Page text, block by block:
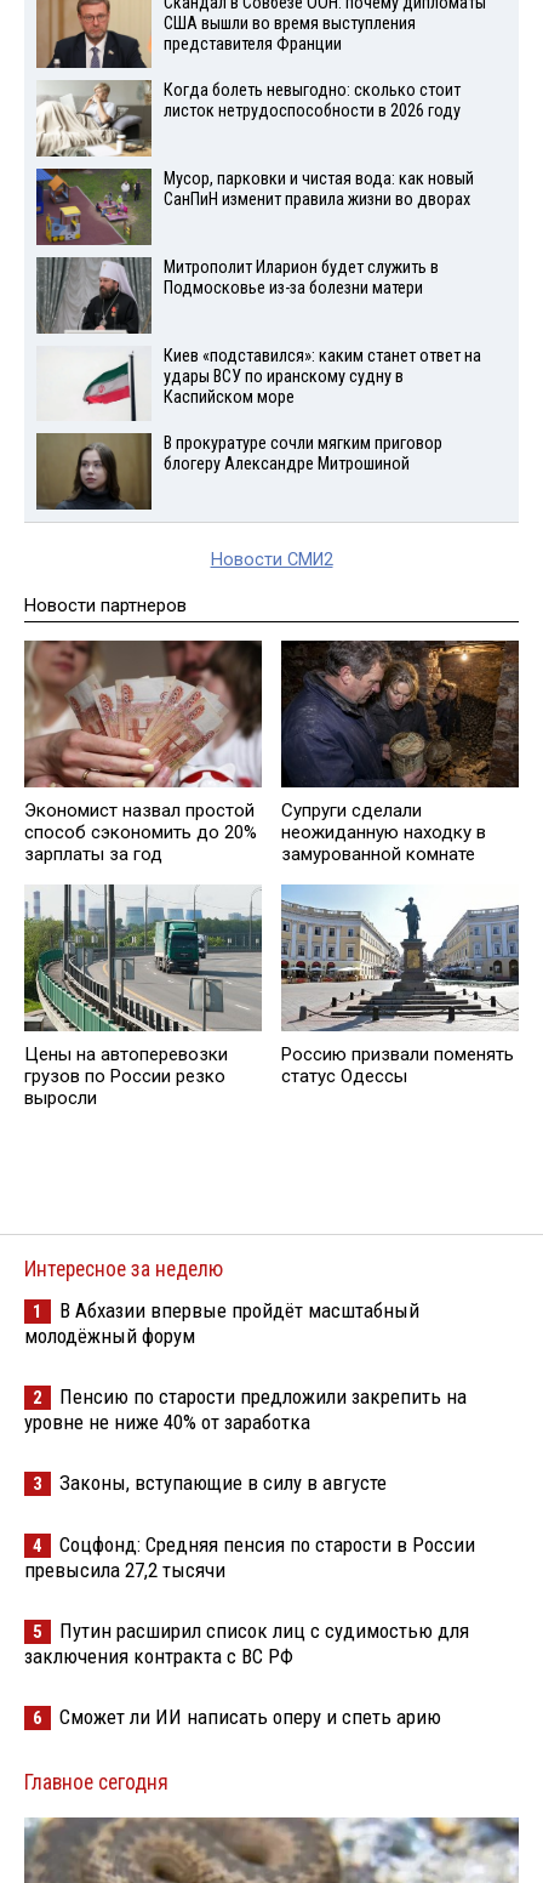
США вышли во время выступления
представителя Франции
Когда болеть невыгодно: сколько стоит
листок нетрудоспособности в 2026 году
Мусор, парковки и чистая вода: как новый
СанПиН изменит правила жизни во дворах
Митрополит Иларион будет служить в
Подмосковье из-за болезни матери
Киев «подставился»: каким станет ответ на
удары ВСУ по иранскому судну в
Каспийском море
В прокуратуре сочли мягким приговор
блогеру Александре Митрошиной
Новости СМИ2
Новости партнеров
Экономист назвал простой
способ сэкономить до 20%
зарплаты за год
Супруги сделали
неожиданную находку в
замурованной комнате
Цены на автоперевозки
грузов по России резко
выросли
Россию призвали поменять
статус Одессы
Интересное за неделю
1
В Абхазии впервые пройдёт масштабный
молодёжный форум
2
Пенсию по старости предложили закрепить на
уровне не ниже 40% от заработка
3 Законы, вступающие в силу в августе
4
Соцфонд: Средняя пенсия по старости в России
превысила 27,2 тысячи
5
Путин расширил список лиц с судимостью для
заключения контракта с ВС РФ
6 Сможет ли ИИ написать оперу и спеть арию
Главное сегодня